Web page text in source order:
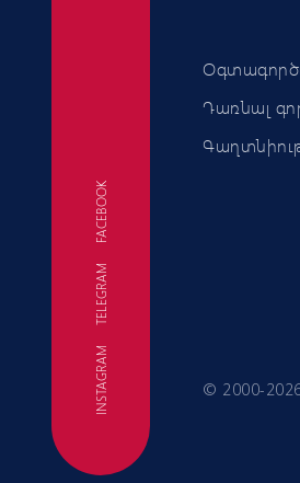
INSTAGRAM
TELEGRAM
FACEBOOK
Դառնալ
© 2000-